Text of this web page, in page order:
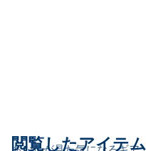
閲覧したアイテム